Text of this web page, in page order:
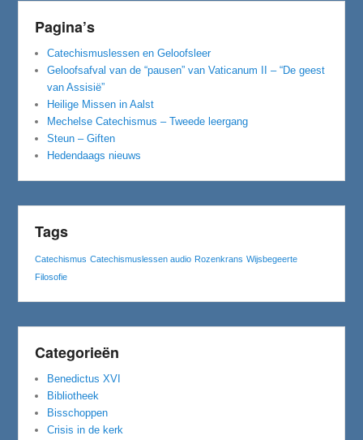
Pagina’s
Catechismuslessen en Geloofsleer
Geloofsafval van de “pausen” van Vaticanum II – “De geest
van Assisië”
Heilige Missen in Aalst
Mechelse Catechismus – Tweede leergang
Steun – Giften
Hedendaags nieuws
Tags
Catechismus Catechismuslessen audio Rozenkrans Wijsbegeerte
Filosofie
Categorieën
Benedictus XVI
Bibliotheek
Bisschoppen
Crisis in de kerk